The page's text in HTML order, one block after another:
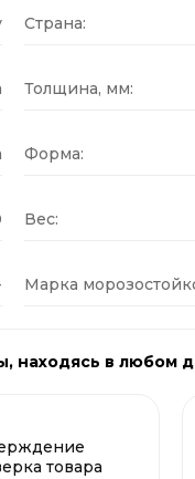
Страна:
Толщина, мм:
Форма:
Вес:
Марка
находясь в любом
товара